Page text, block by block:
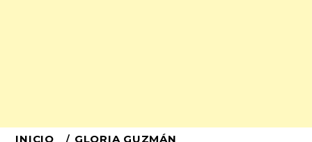
Ir
INICIO GLORIA GUZMÁN